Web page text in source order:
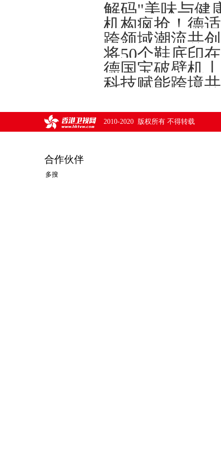
解码"美味与健
将50个鞋底印
德国宝破壁机
2010-2020 版权所有 不得转载
合作伙伴
多搜